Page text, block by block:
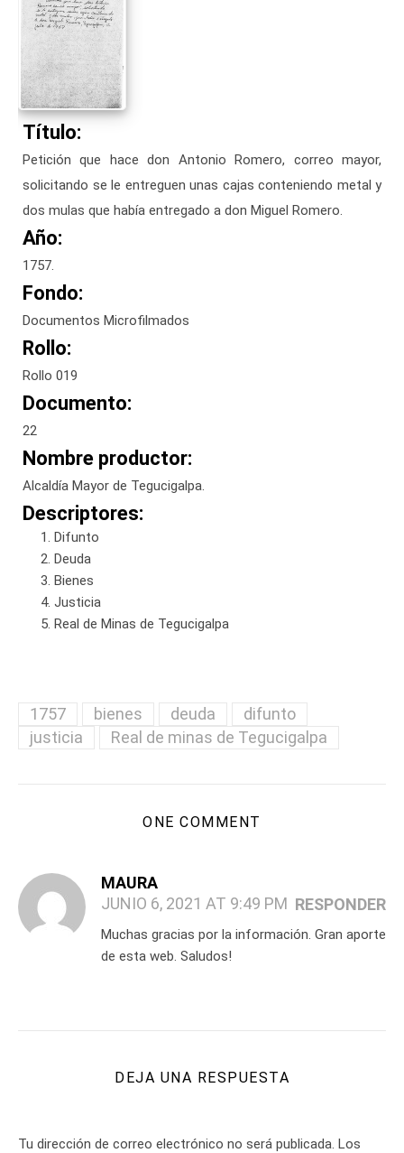
Título:
Petición que hace don Antonio Romero, correo mayor,
solicitando se le entreguen unas cajas conteniendo metal y
dos mulas que había entregado a don Miguel Romero.
Año:
1757.
Fondo:
Documentos Microfilmados
Rollo:
Rollo 019
Documento:
22
Nombre productor:
Alcaldía Mayor de Tegucigalpa.
Descriptores:
Difunto
Deuda
Bienes
Justicia
Real de Minas de Tegucigalpa
1757 bienes deuda
difunto
justicia
Real de minas de Tegucigalpa
ONE COMMENT
MAURA
JUNIO 6, 2021 AT 9:49 PM RESPONDER
Muchas gracias por la información. Gran aporte
de esta web. Saludos!
DEJA UNA RESPUESTA
Tu dirección de correo electrónico no será publicada. Los